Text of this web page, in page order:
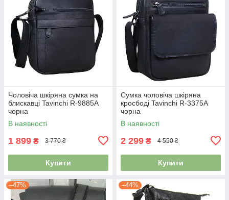
Чоловіча шкіряна сумка на
блискавці Tavinchi R-9885A
чорна
В наявності
1 899 ₴ 3 770 ₴
Купити
Сумка чоловіча шкіряна
кросбоді Tavinchi R-3375A
чорна
В наявності
2 299 ₴ 4 550 ₴
Купити
–47% –44%